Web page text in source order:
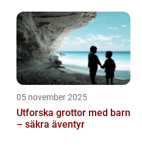
05 november 2025
Utforska grottor med barn
– säkra äventyr